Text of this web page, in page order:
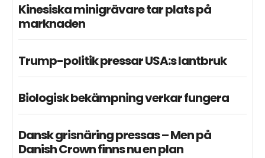
Kinesiska minigrävare tar plats på
marknaden
Trump-politik pressar USA:s lantbruk
Biologisk bekämpning verkar fungera
Dansk grisnäring pressas – Men på
Danish Crown finns nu en plan